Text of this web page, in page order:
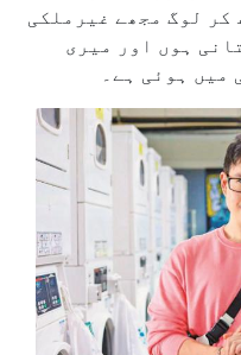
کر لوگ مجھے غیرملکی
ہوں اور میری
میں ہوئی ہے۔